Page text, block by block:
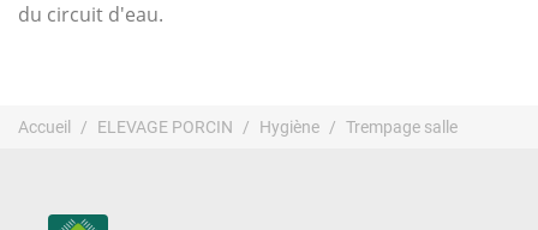
du circuit d'eau.
Accueil ELEVAGE PORCIN Hygiène Trempage salle